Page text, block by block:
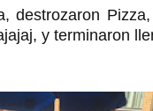
destrozaron
y terminaron